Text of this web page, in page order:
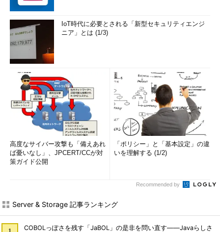
IoT時代に必要とされる「新型セキュリティエンジ
ニア」とは (1/3)
高度なサイバー攻撃も「備えあれ
ば憂いなし」、JPCERT/CCが対
策ガイド公開
「ポリシー」と「基本設定」の違
いを理解する (1/2)
Recommended by
Server & Storage 記事ランキング
COBOLっぽさを残す「JaBOL」の是非を問い直す――Javaらしさ